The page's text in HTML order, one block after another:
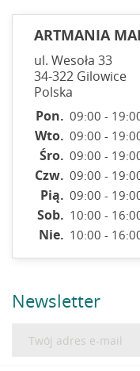
ART­MANIA
ul. Wesoła 33
34-322 Gilowice
Polska
Pon. 09:00 -
Wto. 09:00 -
Śro. 09:00 -
Czw. 09:00 -
Pią. 09:00 -
Sob. 10:00 -
Nie. 10:00 -
Newsletter